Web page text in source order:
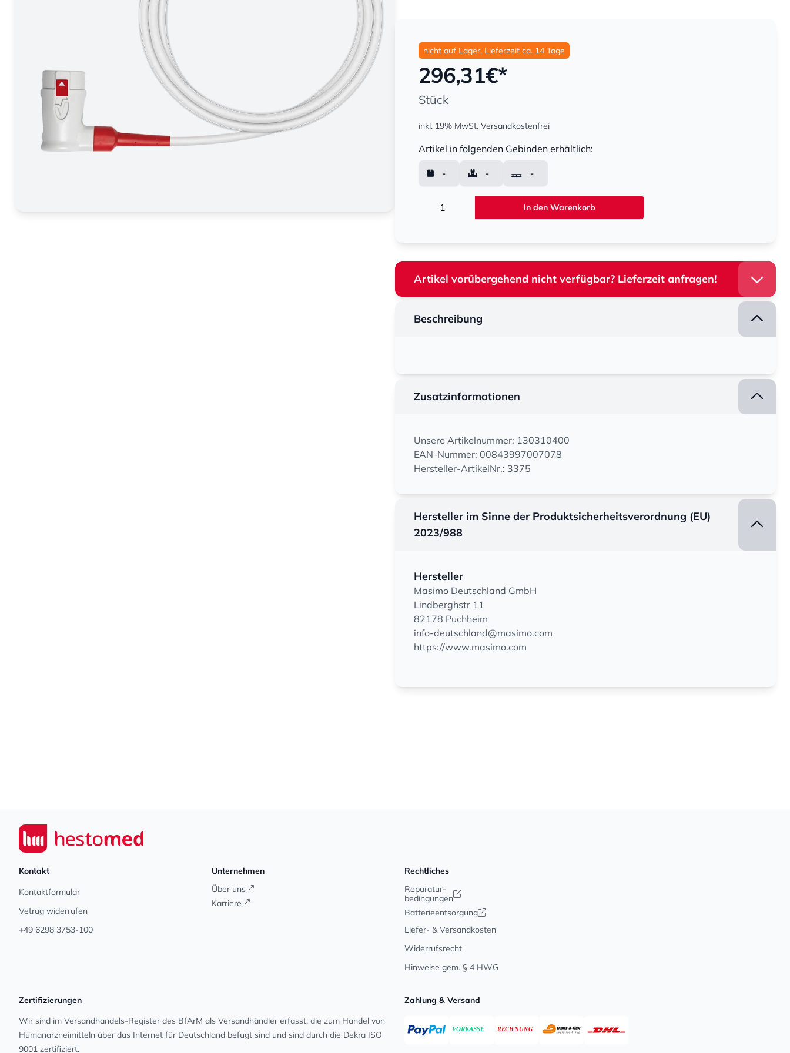
nicht auf Lager, Lieferzeit ca. 14 Tage
296,31€*
Stück
inkl. 19% MwSt. Versandkostenfrei
Artikel in folgenden Gebinden erhältlich:
- - -
In den Warenkorb
Artikel vorübergehend nicht verfügbar? Lieferzeit anfragen!
Beschreibung
Zusatzinformationen
Unsere Artikelnummer: 130310400
EAN-Nummer: 00843997007078
Hersteller-ArtikelNr.: 3375
Hersteller im Sinne der Produktsicherheitsverordnung (EU)
2023/988
Hersteller
Masimo Deutschland GmbH
Lindberghstr 11
82178 Puchheim
info-deutschland@masimo.com
https://www.masimo.com
Seiwert GmbH
Kontakt
Kontaktformular
Vetrag widerrufen
+49 6298 3753-100
Unternehmen
Über uns
Karriere
Rechtliches
Reparatur-
bedingungen
Batterieentsorgung
Liefer- & Versandkosten
Widerrufsrecht
Hinweise gem. § 4 HWG
Zertifizierungen
Wir sind im Versandhandels-Register des BfArM als Versandhändler erfasst, die zum Handel von
Human­arz­nei­mit­teln über das Internet für Deutschland befugt sind und sind durch die Dekra ISO
9001 zertifiziert.
Zahlung & Versand